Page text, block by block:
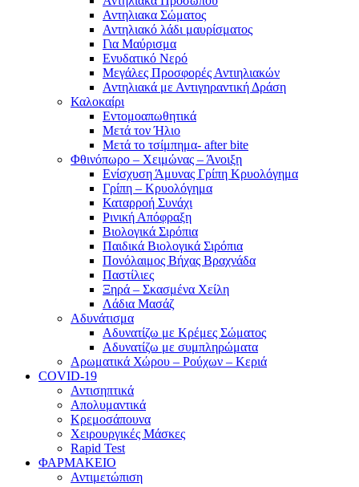
Αντηλιακα Σώματος
Αντηλιακό λάδι μαυρίσματος
Για Μαύρισμα
Ενυδατικό Νερό
Μεγάλες Προσφορές Αντιηλιακών
Αντηλιακά με Αντιγηραντική Δράση
Καλοκαίρι
Εντομοαπωθητικά
Μετά τον Ήλιο
Μετά το τσίμπημα- after bite
Φθινόπωρο – Χειμώνας – Άνοιξη
Ενίσχυση Άμυνας Γρίπη Κρυολόγημα
Γρίπη – Κρυολόγημα
Καταρροή Συνάχι
Ρινική Απόφραξη
Βιολογικά Σιρόπια
Παιδικά Βιολογικά Σιρόπια
Πονόλαιμος Βήχας Βραχνάδα
Παστίλιες
Ξηρά – Σκασμένα Χείλη
Λάδια Μασάζ
Αδυνάτισμα
Αδυνατίζω με Κρέμες Σώματος
Αδυνατίζω με συμπληρώματα
Αρωματικά Χώρου – Ρούχων – Κεριά
COVID-19
Αντισηπτικά
Απολυμαντικά
Κρεμοσάπουνα
Χειρουργικές Μάσκες
Rapid Test
ΦΑΡΜΑΚΕΙΟ
Αντιμετώπιση